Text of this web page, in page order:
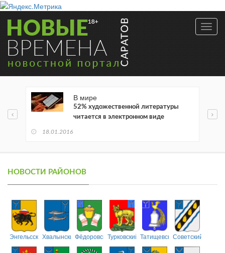
В мире
52% художественной литературы
читается в электронном виде
18.01.2016
НОВОСТИ РАЙОНОВ
ЭнгельсскийХвалынскийФёдоровскийТурковский ТатищевскийСоветский